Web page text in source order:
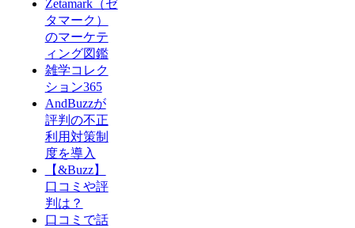
Zetamark（ゼ
タマーク）
のマーケテ
ィング図鑑
雑学コレク
ション365
AndBuzzが
評判の不正
利用対策制
度を導入
【&Buzz】
口コミや評
判は？
口コミで話